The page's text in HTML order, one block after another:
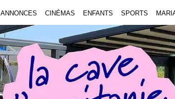
ANNONCES CINÉMAS ENFANTS SPORTS